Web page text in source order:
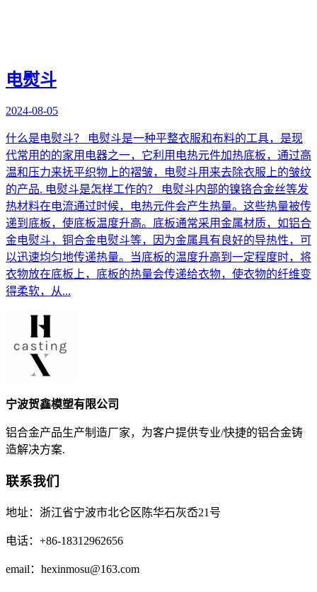
电熨斗
2024-08-05
什么是电熨斗？ 电熨斗是一种平整衣服和布料的工具，是现
代常用的的家用电器之一，它利用电热元件加热底板，通过高
温和压力来抚平织物上的褶皱，电熨斗用来去除衣服上的皱纹
的产品. 电熨斗是怎样工作的？ 电熨斗内部的镍铬合金丝等发
热材料在电流通过时候，电热元件会产生热量。这些热量被传
递到底板，使底板温度升高。底板通常采用金属材质，如铝合
金电熨斗，铜合金电熨斗等，因为金属具有良好的导热性，可
以迅速均匀地传递热量。当底板的温度升高到一定程度时，将
衣物放在底板上，底板的热量会传递给衣物，使衣物的纤维变
得柔软，从...
宁波贺鑫模塑有限公司
铝合金产品生产制造厂家，为客户提供专业/快捷的铝合金铸
造解决方案.
联系我们
地址：浙江省宁波市北仑区陈华石灰岙21号
电话：+86-18312962656
email：hexinmosu@163.com